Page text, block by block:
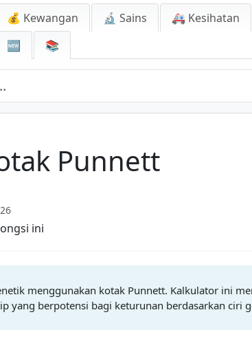
💰 Kewangan 🔬 Sains 🚑 Kesihatan
🆕
📚
Punnett
ini
menggunakan kotak Punnett. Kalkulator ini
yang berpotensi bagi keturunan berdasarkan ciri